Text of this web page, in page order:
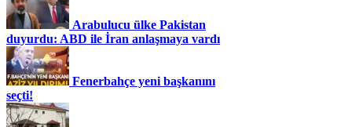
Arabulucu ülke Pakistan
duyurdu: ABD ile İran anlaşmaya vardı
Fenerbahçe yeni başkanını
seçti!